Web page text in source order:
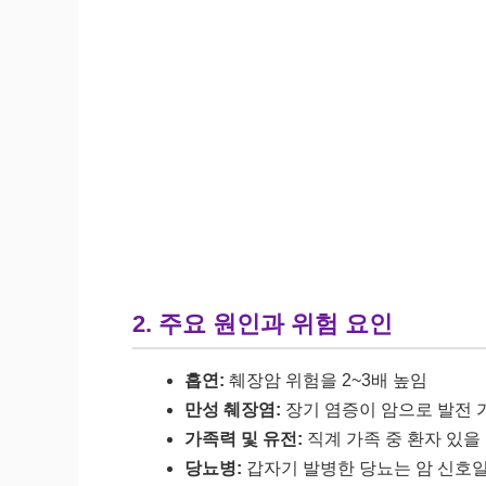
2. 주요 원인과 위험 요인
흡연: 췌장암 위험을 2~3배 높임
만성 췌장염: 장기 염증이 암으로 발전
가족력 및 유전: 직계 가족 중 환자 있
당뇨병: 갑자기 발병한 당뇨는 암 신호